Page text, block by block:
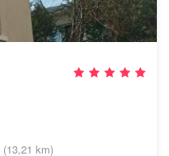
(13,21 km)